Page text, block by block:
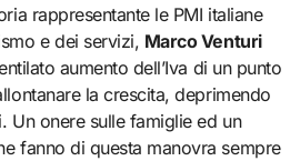
rappresentante le PMI italiane
e dei servizi, Marco Venturi
aumento dell’Iva di un punto
la crescita, deprimendo
Un onere sulle famiglie ed un
fanno di questa manovra sempre